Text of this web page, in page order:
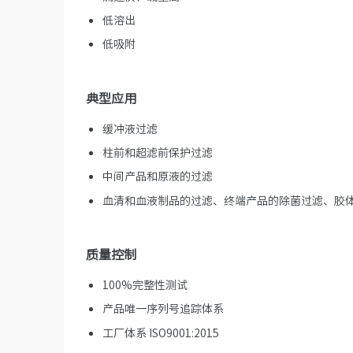
低溶出
低吸附
典型应用
缓冲液过滤
柱前和超滤前保护过滤
中间产品和原液的过滤
血清和血液制品的过滤、终端产品的除菌过滤、胶
质量控制
100%完整性测试
产品唯一序列号追踪体系
工厂体系 ISO9001:2015